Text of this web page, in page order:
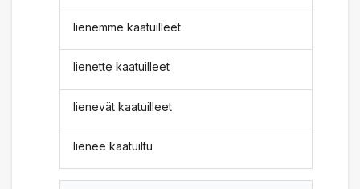
lienemme kaatuilleet
lienette kaatuilleet
lienevät kaatuilleet
lienee kaatuiltu